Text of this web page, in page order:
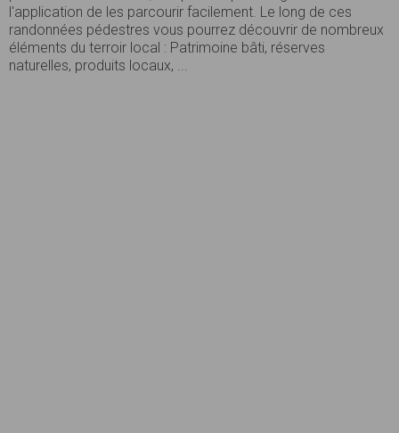
l'application de les parcourir facilement. Le long de ces
randonnées pédestres vous pourrez découvrir de nombreux
éléments du terroir local : Patrimoine bâti, réserves
naturelles, produits locaux, ...